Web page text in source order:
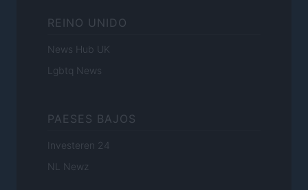
REINO UNIDO
News Hub UK
Lgbtq News
PAESES BAJOS
Investeren 24
NL Newz